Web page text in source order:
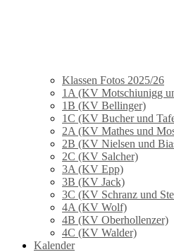
Klassen Fotos 2025/26
1A (KV Motschiunigg
1B (KV Bellinger)
1C (KV Bucher und
2A (KV Mathes und
2B (KV Nielsen und
2C (KV Salcher)
3A (KV Epp)
3B (KV Jack)
3C (KV Schranz und
4A (KV Wolf)
4B (KV Oberhollenzer)
4C (KV Walder)
Kalender